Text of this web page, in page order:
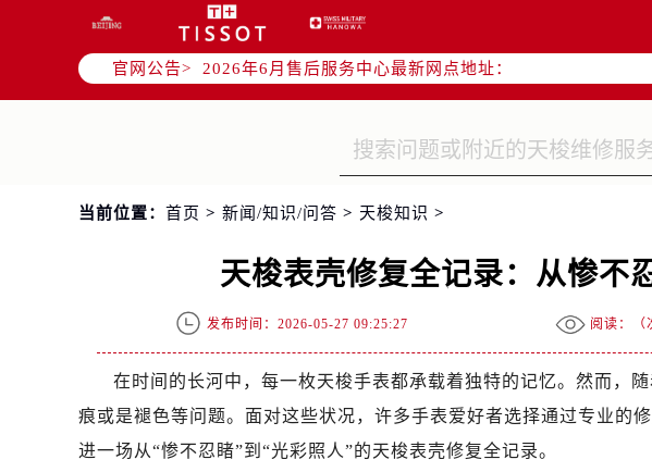
官网公告>
2026年6月北京市售后服务网络优化升级公告
2026年6月北京市官方售后客户服务热线：
2026年6月售后服务中心最新网点地址：
北京市东城区东长安街1号东方广场写字楼W3座6层602室
北京市朝阳区建国门外大街甲6号华熙国际中心D座11层
节假日正常营业！
当前位置： 首页 > 新闻/知识/问答 > 天梭知识 >
天梭表壳修复全记录：从惨不
发布时间：2026-05-27 09:25:27 阅读：（
在时间的长河中，每一枚天梭手表都承载着独特的记忆。然而，
痕或是褪色等问题。面对这些状况，许多手表爱好者选择通过专业的
进一场从“惨不忍睹”到“光彩照人”的天梭表壳修复全记录。